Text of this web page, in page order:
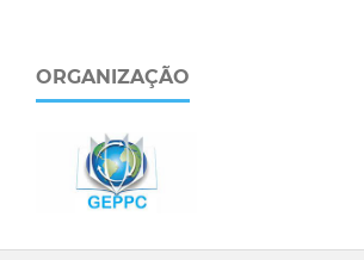
ORGANIZAÇÃO